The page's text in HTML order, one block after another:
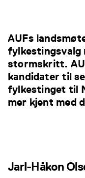
AUFs
fylkestingsvalg
stormskritt.
kandidater til
fylkestinget til
mer kjent med
Jarl-Håkon